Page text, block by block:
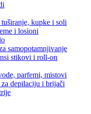
kupke i soli
i losioni
samopotamnjivanje
stikovi i roll-on
parfemi, mistovi
depilaciju i brijači